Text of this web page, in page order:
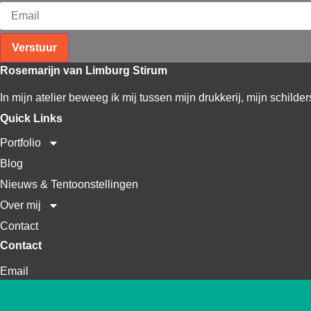
Verstuur
Rosemarijn van Limburg Stirum
In mijn atelier beweeg ik mij tussen mijn drukkerij, mijn
Quick Links
Portfolio
Blog
Nieuws & Tentoonstellingen
Over mij
Contact
Contact
Email